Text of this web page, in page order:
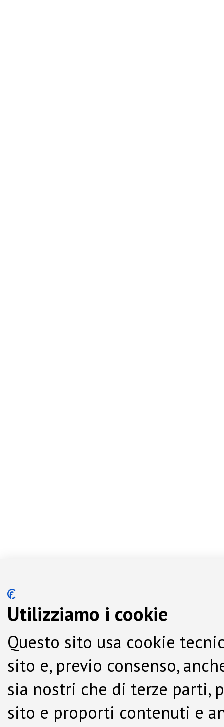
Utilizziamo i cookie
Questo sito usa cookie
sito e, previo consenso,
sia nostri che di terze parti,
sito e proporti contenuti e